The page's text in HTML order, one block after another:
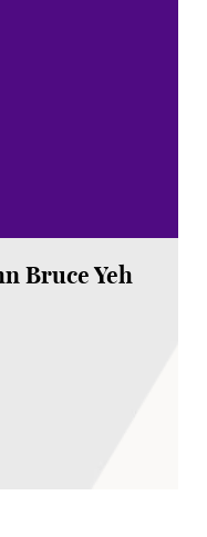
Bruce Yeh